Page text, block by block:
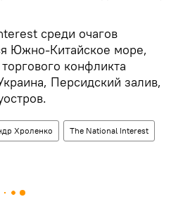
среди очагов
Южно-Китайское море,
конфликта
Персидский залив,
Хроленко The National Interest